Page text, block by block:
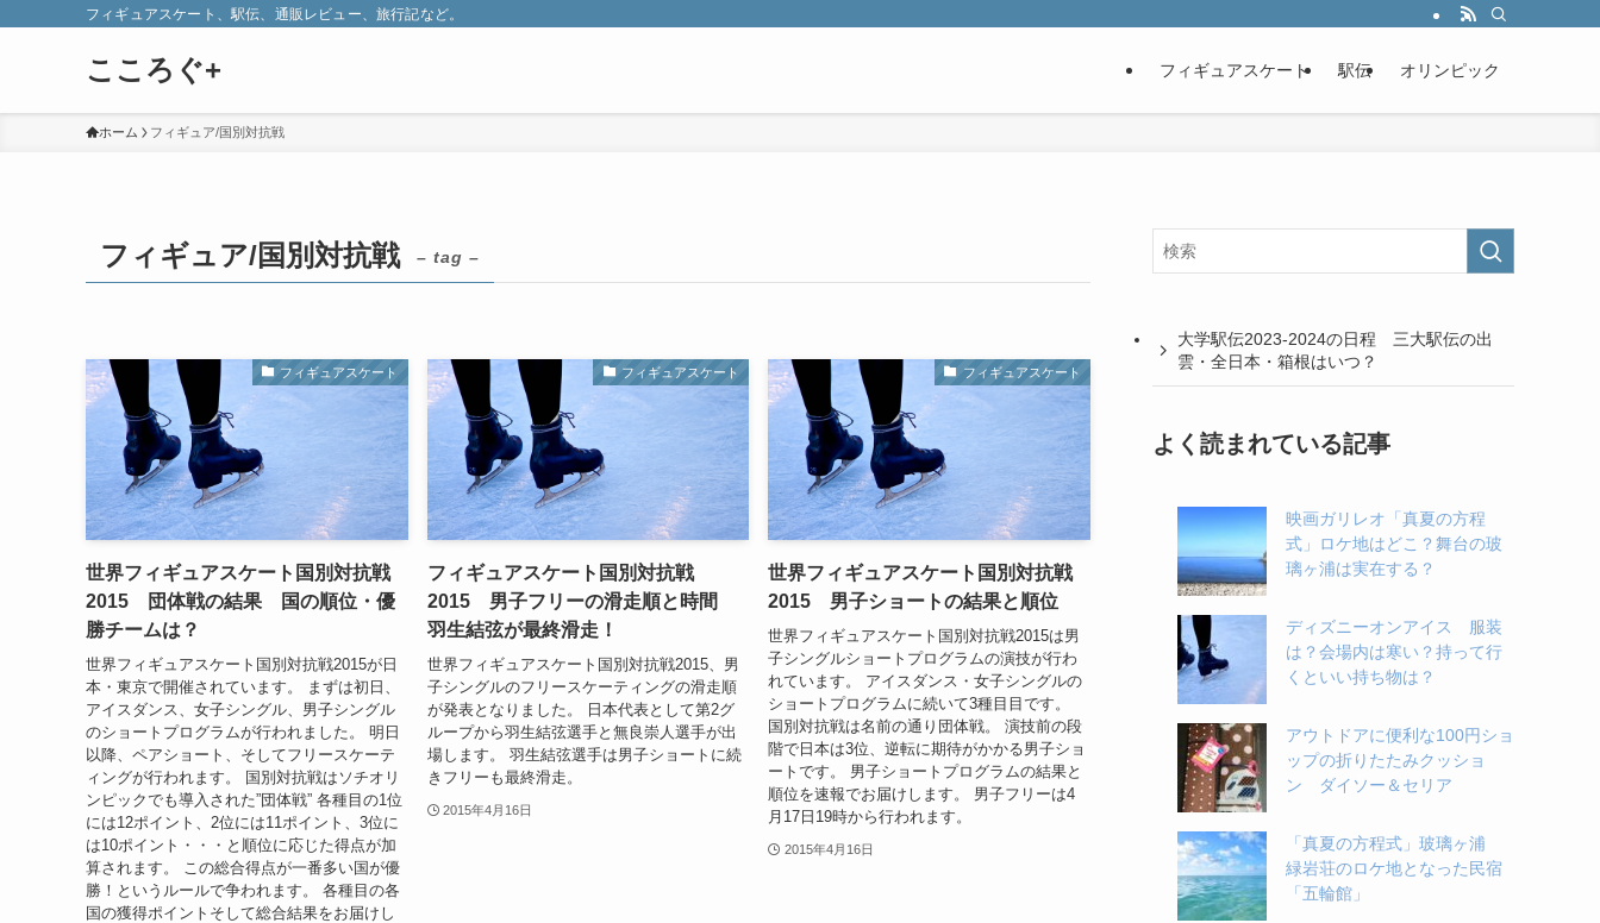
フィギュアスケート、駅伝、通販レビュー、旅行記など。
こころぐ+ フィギュアスケート 駅伝 オリンピック
ホーム フィギュア/国別対抗戦
フィギュア/国別対抗戦 – tag –
フィギュアスケート
世界フィギュアスケート国別対抗戦
2015 団体戦の結果 国の順位・優
勝チームは？
世界フィギュアスケート国別対抗戦2015が日
本・東京で開催されています。 まずは初日、
アイスダンス、女子シングル、男子シングル
のショートプログラムが行われました。 明日
以降、ペアショート、そしてフリースケーテ
ィングが行われます。 国別対抗戦はソチオリ
ンピックでも導入された”団体戦” 各種目の1位
には12ポイント、2位には11ポイント、3位に
は10ポイント・・・と順位に応じた得点が加
算されます。 この総合得点が一番多い国が優
勝！というルールで争われます。 各種目の各
国の獲得ポイントそして総合結果をお届けし
フィギュアスケート
フィギュアスケート国別対抗戦
2015 男子フリーの滑走順と時間
羽生結弦が最終滑走！
世界フィギュアスケート国別対抗戦2015、男
子シングルのフリースケーティングの滑走順
が発表となりました。 日本代表として第2グ
ループから羽生結弦選手と無良崇人選手が出
場します。 羽生結弦選手は男子ショートに続
きフリーも最終滑走。
2015年4月16日
フィギュアスケート
世界フィギュアスケート国別対抗戦
2015 男子ショートの結果と順位
世界フィギュアスケート国別対抗戦2015は男
子シングルショートプログラムの演技が行わ
れています。 アイスダンス・女子シングルの
ショートプログラムに続いて3種目目です。
国別対抗戦は名前の通り団体戦。 演技前の段
階で日本は3位、逆転に期待がかかる男子ショ
ートです。 男子ショートプログラムの結果と
順位を速報でお届けします。 男子フリーは4
月17日19時から行われます。
2015年4月16日
大学駅伝2023-2024の日程 三大駅伝の出
雲・全日本・箱根はいつ？
よく読まれている記事
映画ガリレオ「真夏の方程
式」ロケ地はどこ？舞台の玻
璃ヶ浦は実在する？
ディズニーオンアイス 服装
は？会場内は寒い？持って行
くといい持ち物は？
アウトドアに便利な100円ショ
ップの折りたたみクッショ
ン ダイソー＆セリア
「真夏の方程式」玻璃ヶ浦
緑岩荘のロケ地となった民宿
「五輪館」